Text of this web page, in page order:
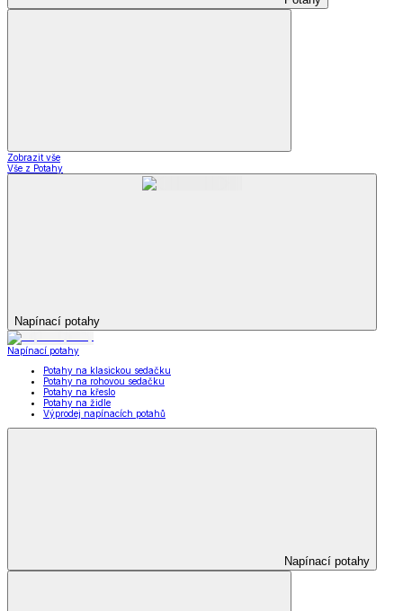
Zobrazit vše
Vše z Potahy
Napínací potahy
Napínací potahy
Potahy na klasickou sedačku
Potahy na rohovou sedačku
Potahy na křeslo
Potahy na židle
Výprodej napínacích potahů
Napínací potahy